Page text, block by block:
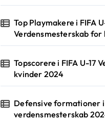
Top Playmakere i FIFA
Verdensmesterskab
Topscorere i FIFA U-17
kvinder 2024
Defensive formationer i
verdensmesterskab